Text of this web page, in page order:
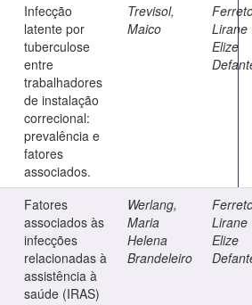
Infecção
latente por
tuberculose
entre
trabalhadores
de instalação
correcional:
prevalência e
fatores
associados.
Trevisol,
Maico
Lirane
Elize
Fatores
associados às
infecções
relacionadas à
assistência à
saúde (IRAS)
Werlang,
Maria
Helena
Brandeleiro
Lirane
Elize